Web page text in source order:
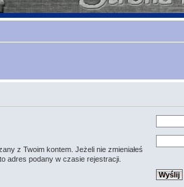
z Twoim kontem. Jeżeli nie zmieniałeś
adres podany w czasie rejestracji.